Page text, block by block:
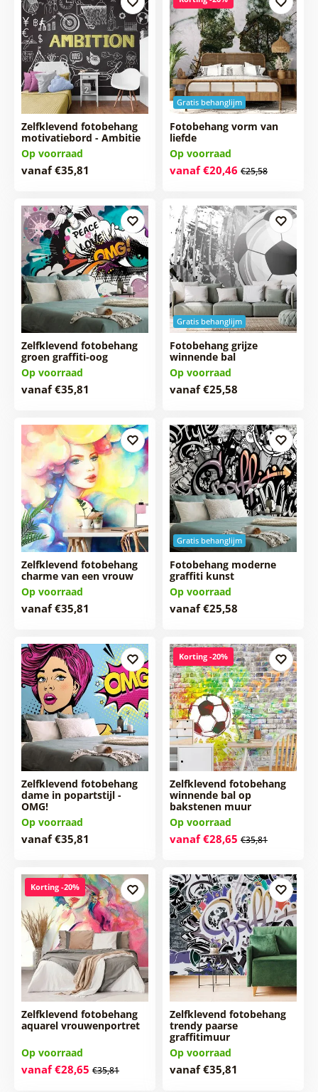
Zelfklevend fotobehang
motivatiebord - Ambitie
Op voorraad
vanaf €35,81
Gratis behanglijm
Fotobehang vorm van
liefde
Op voorraad
vanaf €20,46 €25,58
Zelfklevend fotobehang
groen graffiti-oog
Op voorraad
vanaf €35,81
Gratis behanglijm
Fotobehang grijze
winnende bal
Op voorraad
vanaf €25,58
Zelfklevend fotobehang
charme van een vrouw
Op voorraad
vanaf €35,81
Gratis behanglijm
Fotobehang moderne
graffiti kunst
Op voorraad
vanaf €25,58
Zelfklevend fotobehang
dame in popartstijl -
OMG!
Op voorraad
vanaf €35,81
Korting -20%
Zelfklevend fotobehang
winnende bal op
bakstenen muur
Op voorraad
vanaf €28,65 €35,81
Korting -20%
Zelfklevend fotobehang
aquarel vrouwenportret
Op voorraad
vanaf €28,65 €35,81
Zelfklevend fotobehang
trendy paarse
graffitimuur
Op voorraad
vanaf €35,81